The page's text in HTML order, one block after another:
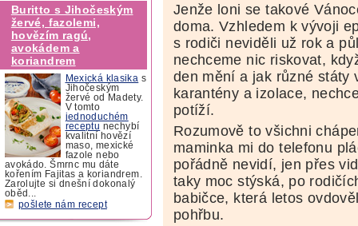
Buritto s Jihočeským
žervé, fazolemi,
hovězím ragú,
avokádem a
koriandrem
Mexická klasika s
Jihočeským
žervé od Madety.
V tomto
jednoduchém
receptu nechybí
kvalitní hovězí
maso, mexické
fazole nebo
avokádo. Šmrnc mu dáte
kořením Fajitas a koriandrem.
Zarolujte si dnešní dokonalý
oběd...
pošlete nám recept
Jenže loni se takové
doma. Vzhledem k vývoji
s rodiči neviděli už rok a
nechceme nic riskovat,
den mění a jak různé státy
karantény a izolace,
potíží.
Rozumově to všichni
maminka mi do telefonu
pořádně nevidí, jen přes
taky moc stýská, po
babičce, která letos
pohřbu.